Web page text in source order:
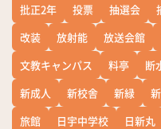
批正2年
投票 抽選会
改装
放射能 放送会館
文教キャンパス
料亭 断
新成人
新校舎 新緑
旅館
日宇中学校 日新丸